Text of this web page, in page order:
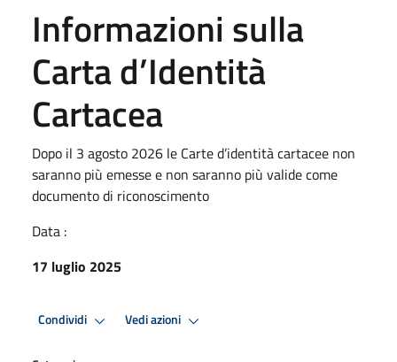
Informazioni sulla
Carta d’Identità
Cartacea
Dopo il 3 agosto 2026 le Carte d’identità cartacee non
saranno più emesse e non saranno più valide come
documento di riconoscimento
Data :
17 luglio 2025
Condividi Vedi azioni